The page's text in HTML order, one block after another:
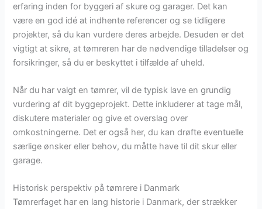
erfaring inden for byggeri af skure og garager. Det kan
være en god idé at indhente referencer og se tidligere
projekter, så du kan vurdere deres arbejde. Desuden er det
vigtigt at sikre, at tømreren har de nødvendige tilladelser og
forsikringer, så du er beskyttet i tilfælde af uheld.
Når du har valgt en tømrer, vil de typisk lave en grundig
vurdering af dit byggeprojekt. Dette inkluderer at tage mål,
diskutere materialer og give et overslag over
omkostningerne. Det er også her, du kan drøfte eventuelle
særlige ønsker eller behov, du måtte have til dit skur eller
garage.
Historisk perspektiv på tømrere i Danmark
Tømrerfaget har en lang historie i Danmark, der strækker